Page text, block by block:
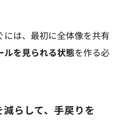
は、最初に全体像を共有
ルを見られる状態を作る必